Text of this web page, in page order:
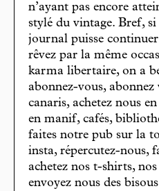
n’ayant pas encore
stylé du vintage. Bref,
journal puisse
rêvez par la même
karma libertaire, on a
abonnez-vous, abonnez
canaris, achetez nous
en manif, cafés,
faites notre pub sur la
insta, répercutez-nous,
achetez nos t-shirts,
envoyez nous des